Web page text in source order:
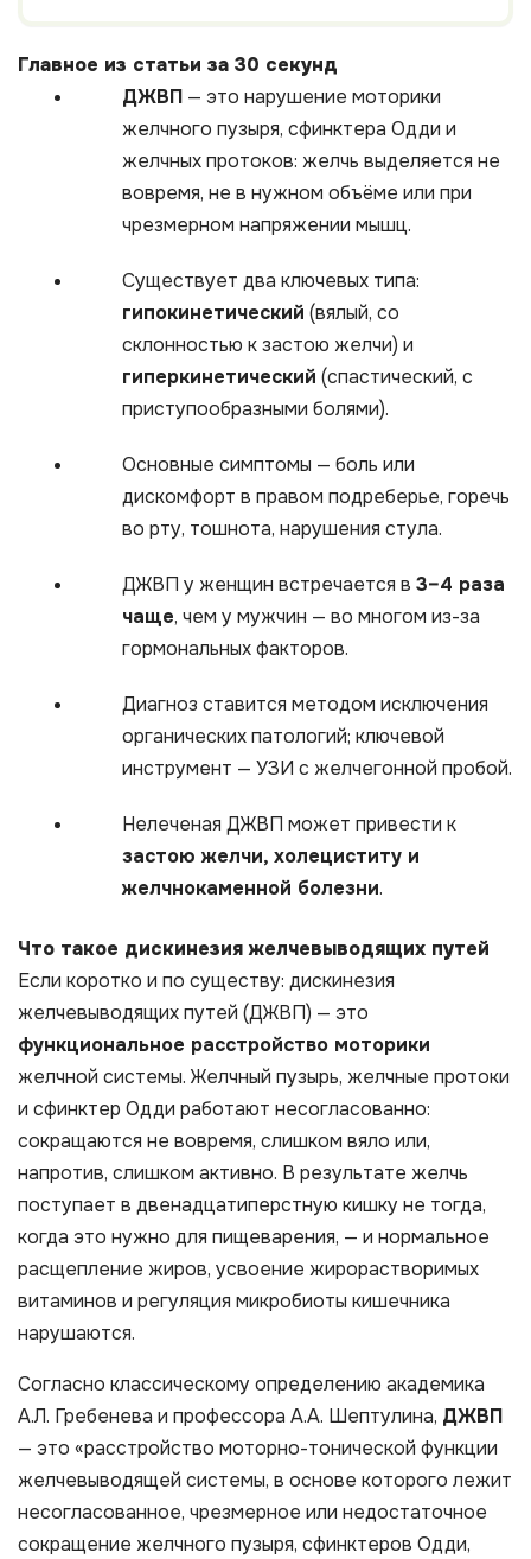
Главное из статьи за 30 секунд
ДЖВП — это нарушение моторики
желчного пузыря, сфинктера Одди и
желчных протоков: желчь выделяется не
вовремя, не в нужном объёме или при
чрезмерном напряжении мышц.
Существует два ключевых типа:
гипокинетический (вялый, со
склонностью к застою желчи) и
гиперкинетический (спастический, с
приступообразными болями).
Основные симптомы — боль или
дискомфорт в правом подреберье, горечь
во рту, тошнота, нарушения стула.
ДЖВП у женщин встречается в 3–4 раза
чаще, чем у мужчин — во многом из-за
гормональных факторов.
Диагноз ставится методом исключения
органических патологий; ключевой
инструмент — УЗИ с желчегонной пробой.
Нелеченая ДЖВП может привести к
застою желчи, холециститу и
желчнокаменной болезни.
Что такое дискинезия желчевыводящих путей
Если коротко и по существу: дискинезия
желчевыводящих путей (ДЖВП) — это
функциональное расстройство моторики
желчной системы. Желчный пузырь, желчные протоки
и сфинктер Одди работают несогласованно:
сокращаются не вовремя, слишком вяло или,
напротив, слишком активно. В результате желчь
поступает в двенадцатиперстную кишку не тогда,
когда это нужно для пищеварения, — и нормальное
расщепление жиров, усвоение жирорастворимых
витаминов и регуляция микробиоты кишечника
нарушаются.
Согласно классическому определению академика
А.Л. Гребенева и профессора А.А. Шептулина, ДЖВП
— это «расстройство моторно-тонической функции
желчевыводящей системы, в основе которого лежит
несогласованное, чрезмерное или недостаточное
сокращение желчного пузыря, сфинктеров Одди,